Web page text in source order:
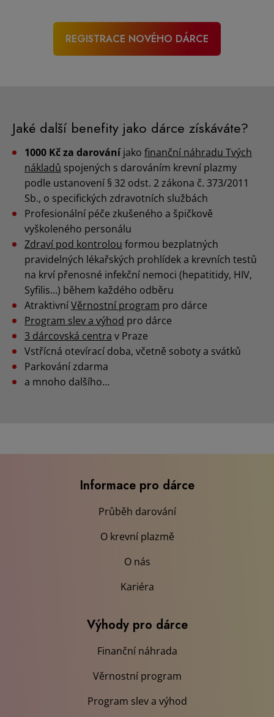
REGISTRACE NOVÉHO DÁRCE
Jaké další benefity jako dárce získáváte?
1000 Kč za darováníjako finanční náhradu Tvých
nákladů spojených s darováním krevní plazmy
podle ustanovení § 32 odst. 2 zákona č. 373/2011
Sb., o specifických zdravotních službách
Profesionální péče zkušeného a špičkově
vyškoleného personálu
Zdraví pod kontrolou formou bezplatných
pravidelných lékařských prohlídek a krevních testů
na krví přenosné infekční nemoci (hepatitidy, HIV,
Syfilis…) během každého odběru
AtraktivníVěrnostní program pro dárce
Program slev a výhod pro dárce
3 dárcovská centra v Praze
Vstřícná otevírací doba, včetně soboty a svátků
Parkování zdarma
a mnoho dalšího…
Informace pro dárce
Průběh darování
O krevní plazmě
O nás
Kariéra
Výhody pro dárce
Finanční náhrada
Věrnostní program
Program slev a výhod